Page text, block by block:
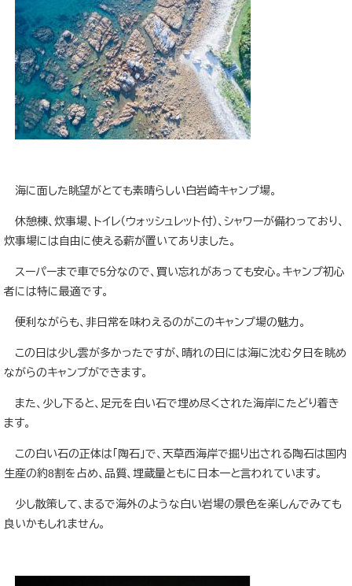
海に面した眺望がとても素晴らしい白岩崎キャンプ場。
休憩棟、炊事場、トイレ（ウォッシュレット付）、シャワーが備わっており、
炊事場には自由に使える薪が置いてありました。
スーパーまで車で5分なので、買い忘れがあっても安心。キャンプ初心
者には特に最適です。
便利ながらも、非日常を味わえるのがこのキャンプ場の魅力。
この日は少し雲が多かったですが、晴れの日には海に沈む夕日を眺め
ながらのキャンプができます。
また、少し下ると、足元を白い石で埋め尽くされた海岸にたどり着き
ます。
この白い石の正体は「陶石」で、天草西海岸で掘り出される陶石は国内
生産の約8割を占め、品質、埋蔵量ともに日本一と言われています。
少し散策して、まるで海外のような白い岩場の景色を楽しんでみても
良いかもしれません。